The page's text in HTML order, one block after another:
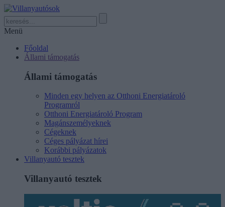
Menü
Főoldal
Állami támogatás
Állami támogatás
Minden egy helyen az Otthoni Energiatároló
Programról
Otthoni Energiatároló Program
Magánszemélyeknek
Cégeknek
Céges pályázat hírei
Korábbi pályázatok
Villanyautó tesztek
Villanyautó tesztek